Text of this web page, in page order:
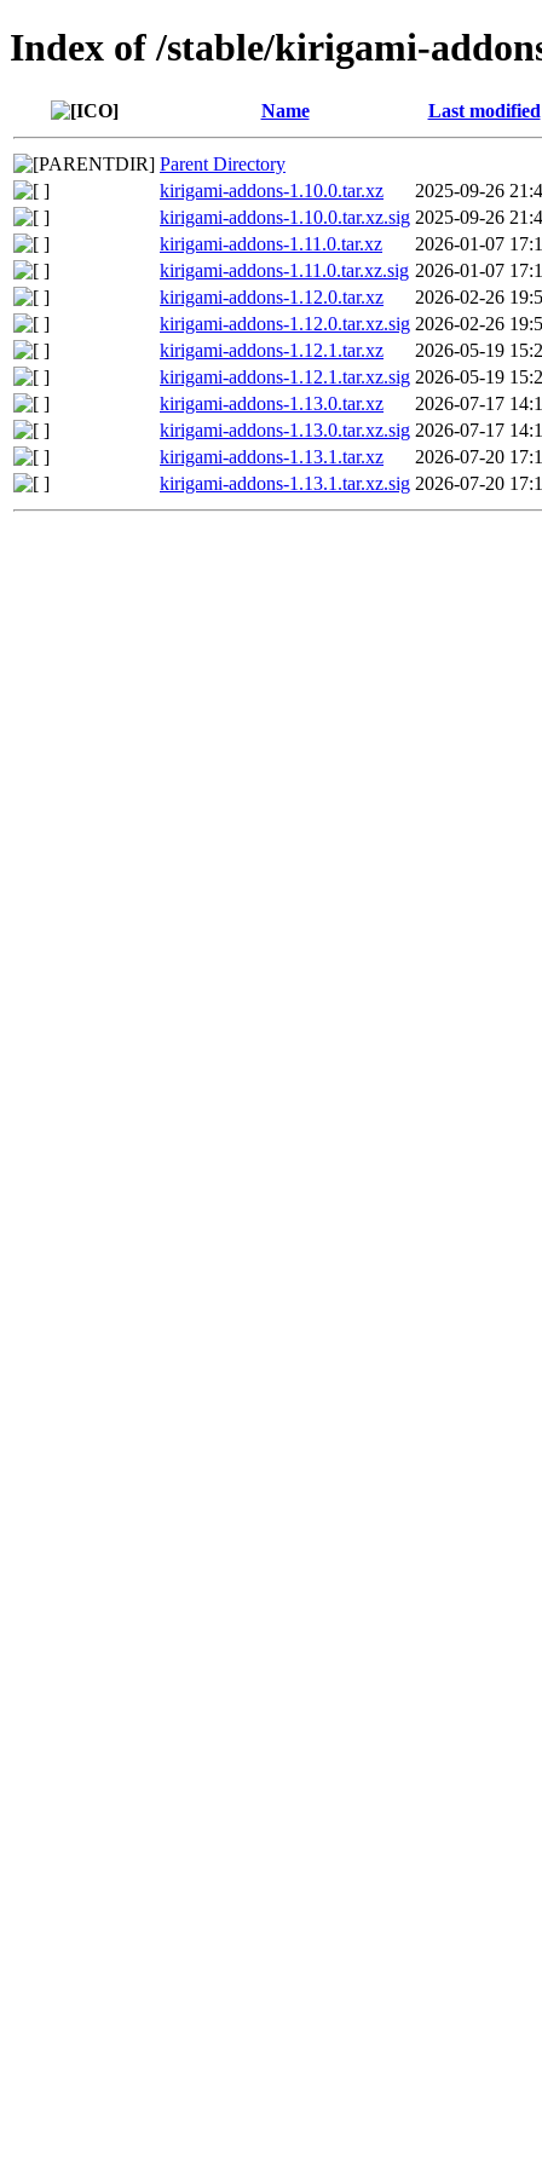
Index of /stable/kirigami-
Name Last modified
Parent Directory
kirigami-addons-1.10.0.tar.xz
2025-09-26
kirigami-addons-1.10.0.tar.xz.sig 2025-09-26
kirigami-addons-1.11.0.tar.xz
2026-01-07
kirigami-addons-1.11.0.tar.xz.sig 2026-01-07
kirigami-addons-1.12.0.tar.xz
2026-02-26
kirigami-addons-1.12.0.tar.xz.sig 2026-02-26
kirigami-addons-1.12.1.tar.xz
2026-05-19
kirigami-addons-1.12.1.tar.xz.sig 2026-05-19
kirigami-addons-1.13.0.tar.xz
2026-07-17
kirigami-addons-1.13.0.tar.xz.sig 2026-07-17
kirigami-addons-1.13.1.tar.xz
2026-07-20
kirigami-addons-1.13.1.tar.xz.sig 2026-07-20